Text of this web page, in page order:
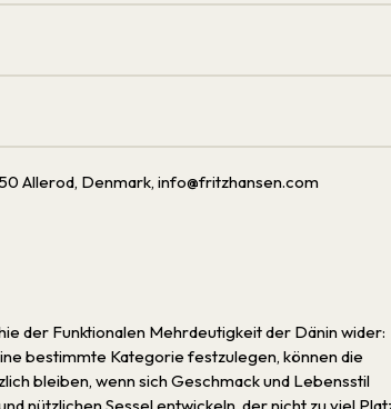
Allerod, Denmark, info@fritzhansen.com
der Funktionalen Mehrdeutigkeit der Dänin wider:
bestimmte Kategorie festzulegen, können die
bleiben, wenn sich Geschmack und Lebensstil